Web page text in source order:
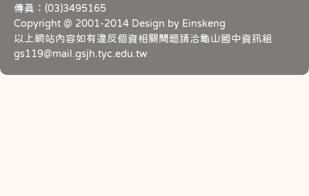
傳真：(03)3495165
Copyright @ 2001-2014 Design by Einskeng
以上網站內容如有違反個資相關問題請洽龜山國中資訊組
gs119@mail.gsjh.tyc.edu.tw